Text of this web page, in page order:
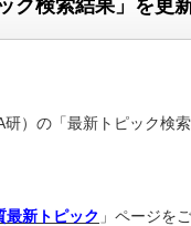
ク検索結果」を更
）の「最新トピック検
最新トピック 」ページを